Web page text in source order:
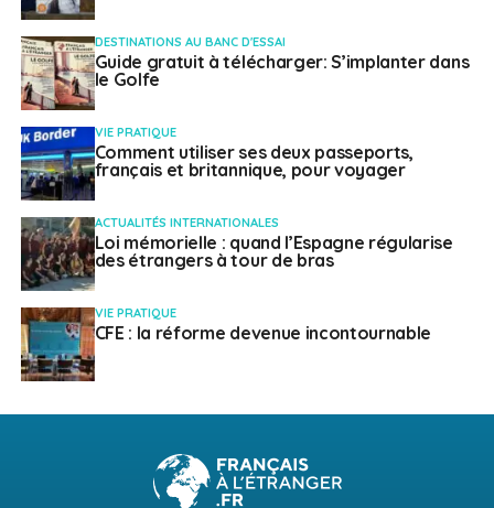
DESTINATIONS AU BANC D'ESSAI
Guide gratuit à télécharger: S’implanter dans
le Golfe
VIE PRATIQUE
Comment utiliser ses deux passeports,
français et britannique, pour voyager
ACTUALITÉS INTERNATIONALES
Loi mémorielle : quand l’Espagne régularise
des étrangers à tour de bras
VIE PRATIQUE
CFE : la réforme devenue incontournable